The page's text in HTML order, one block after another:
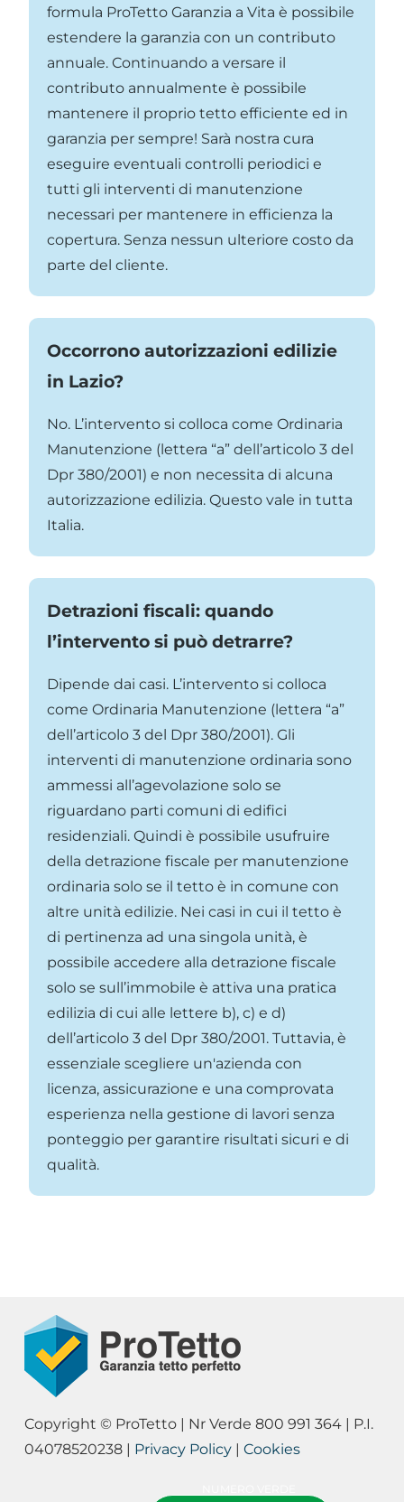
formula ProTetto Garanzia a Vita è possibile
estendere la garanzia con un contributo
annuale. Continuando a versare il
contributo annualmente è possibile
mantenere il proprio tetto efficiente ed in
garanzia per sempre! Sarà nostra cura
eseguire eventuali controlli periodici e
tutti gli interventi di manutenzione
necessari per mantenere in efficienza la
copertura. Senza nessun ulteriore costo da
parte del cliente.
Occorrono autorizzazioni edilizie
in Lazio?
No. L’intervento si colloca come Ordinaria
Manutenzione (lettera “a” dell’articolo 3 del
Dpr 380/2001) e non necessita di alcuna
autorizzazione edilizia. Questo vale in tutta
Italia.
Detrazioni fiscali: quando
l’intervento si può detrarre?
Dipende dai casi. L’intervento si colloca
come Ordinaria Manutenzione (lettera “a”
dell’articolo 3 del Dpr 380/2001). Gli
interventi di manutenzione ordinaria sono
ammessi all’agevolazione solo se
riguardano parti comuni di edifici
residenziali. Quindi è possibile usufruire
della detrazione fiscale per manutenzione
ordinaria solo se il tetto è in comune con
altre unità edilizie. Nei casi in cui il tetto è
di pertinenza ad una singola unità, è
possibile accedere alla detrazione fiscale
solo se sull’immobile è attiva una pratica
edilizia di cui alle lettere b), c) e d)
dell’articolo 3 del Dpr 380/2001. Tuttavia, è
essenziale scegliere un'azienda con
licenza, assicurazione e una comprovata
esperienza nella gestione di lavori senza
ponteggio per garantire risultati sicuri e di
qualità.
Copyright © ProTetto | Nr Verde 800 991 364 | P.I.
04078520238 | Privacy Policy| Cookies